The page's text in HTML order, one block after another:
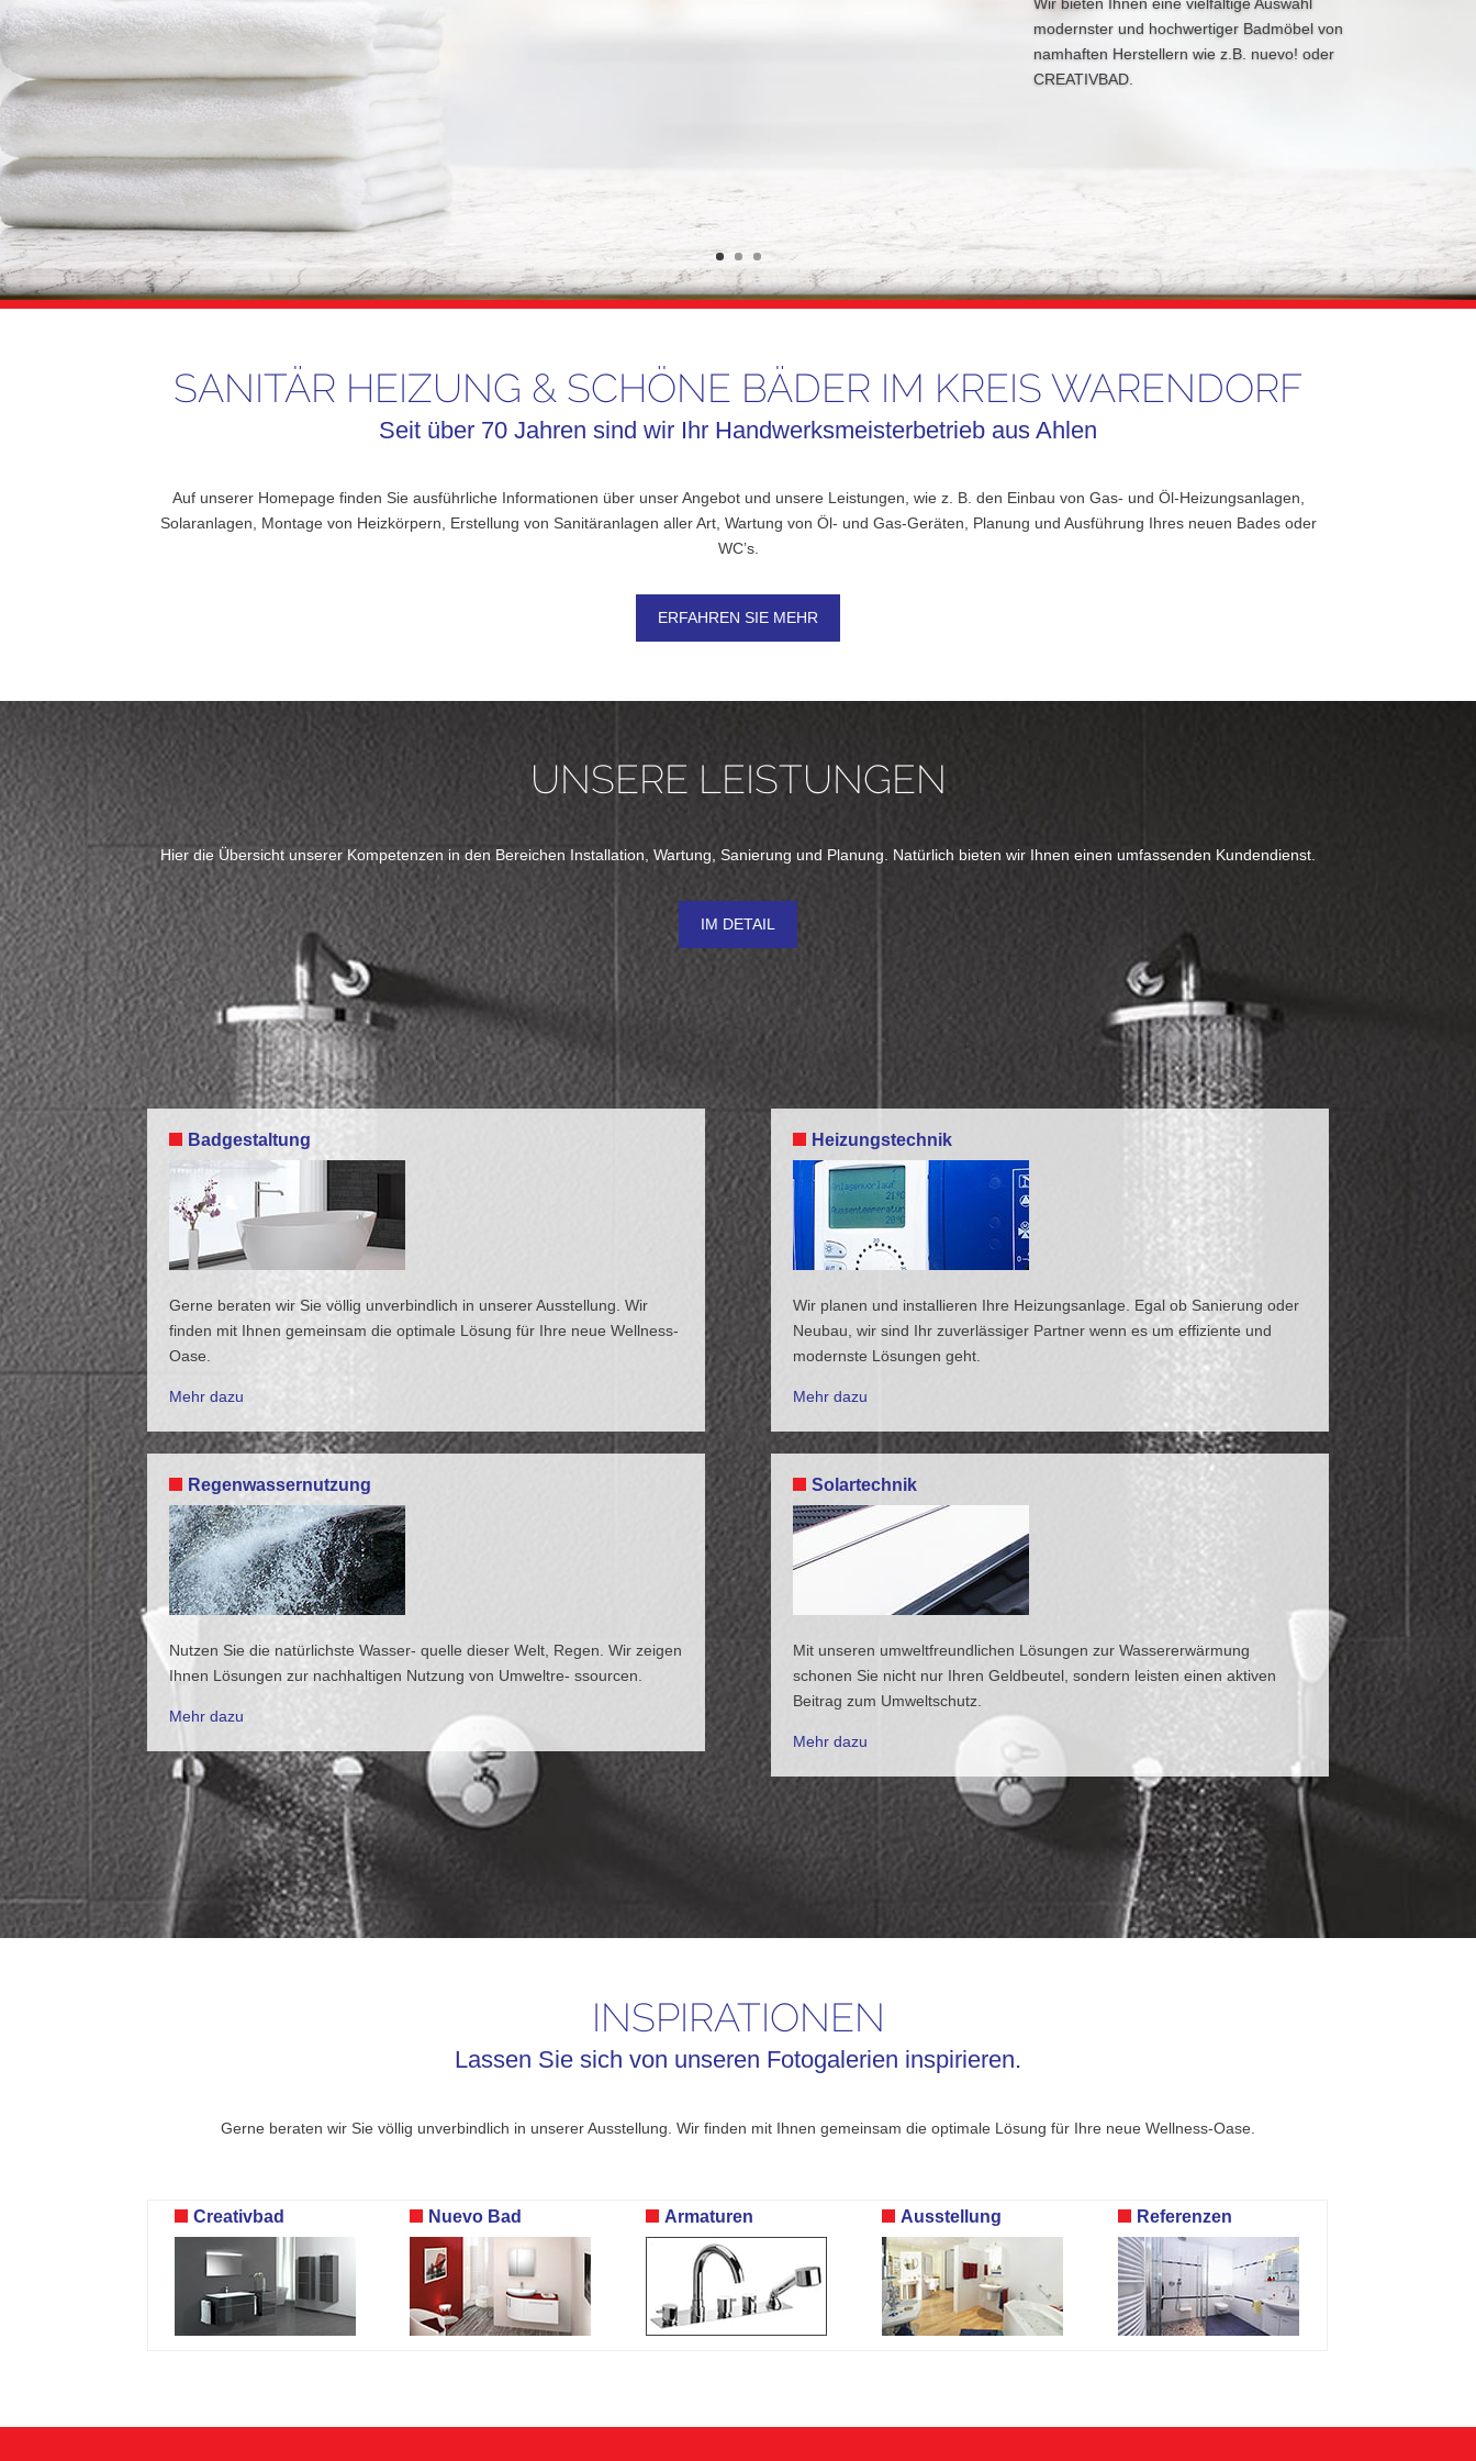
modernster und hochwertiger Badmöbel von
namhaften Herstellern wie z.B. nuevo! oder
CREATIVBAD.
SANITÄR HEIZUNG & SCHÖNE BÄDER IM KREIS WARENDORF
Seit über 70 Jahren sind wir Ihr Handwerksmeisterbetrieb aus Ahlen
Auf unserer Homepage finden Sie ausführliche Informationen über unser Angebot und unsere Leistungen, wie z. B. den Einbau von Gas- und Öl-Heizungsanlagen,
Solaranlagen, Montage von Heizkörpern, Erstellung von Sanitäranlagen aller Art, Wartung von Öl- und Gas-Geräten, Planung und Ausführung Ihres neuen Bades oder
WC’s.
ERFAHREN SIE MEHR
UNSERE LEISTUNGEN
Hier die Übersicht unserer Kompetenzen in den Bereichen Installation, Wartung, Sanierung und Planung. Natürlich bieten wir Ihnen einen umfassenden Kundendienst.
IM DETAIL
Badgestaltung
Gerne beraten wir Sie völlig unverbindlich in unserer Ausstellung. Wir
finden mit Ihnen gemeinsam die optimale Lösung für Ihre neue Wellness-
Oase.
Mehr dazu
Heizungstechnik
Wir planen und installieren Ihre Heizungsanlage. Egal ob Sanierung oder
Neubau, wir sind Ihr zuverlässiger Partner wenn es um effiziente und
modernste Lösungen geht.
Mehr dazu
Regenwassernutzung
Nutzen Sie die natürlichste Wasser- quelle dieser Welt, Regen. Wir zeigen
Ihnen Lösungen zur nachhaltigen Nutzung von Umweltre- ssourcen.
Mehr dazu
Solartechnik
Mit unseren umweltfreundlichen Lösungen zur Wassererwärmung
schonen Sie nicht nur Ihren Geldbeutel, sondern leisten einen aktiven
Beitrag zum Umweltschutz.
Mehr dazu
INSPIRATIONEN
Lassen Sie sich von unseren Fotogalerien inspirieren.
Gerne beraten wir Sie völlig unverbindlich in unserer Ausstellung. Wir finden mit Ihnen gemeinsam die optimale Lösung für Ihre neue Wellness-Oase.
Creativbad Nuevo Bad Armaturen Ausstellung Referenzen